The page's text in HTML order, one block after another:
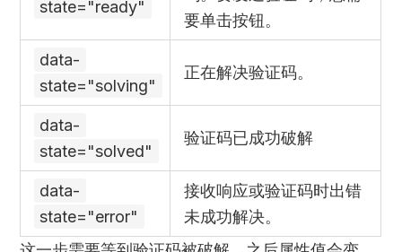
state="ready"
要单击按钮。
data-
state="solving"
正在解决验证码。
data-
state="solved"
验证码已成功破解
data-
state="error"
接收响应或验证码时出错
未成功解决。